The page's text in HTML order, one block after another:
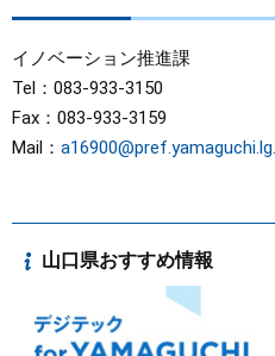
イノベーション推進課
Tel：083-933-3150
Fax：083-933-3159
Mail：
山口県おすすめ情報